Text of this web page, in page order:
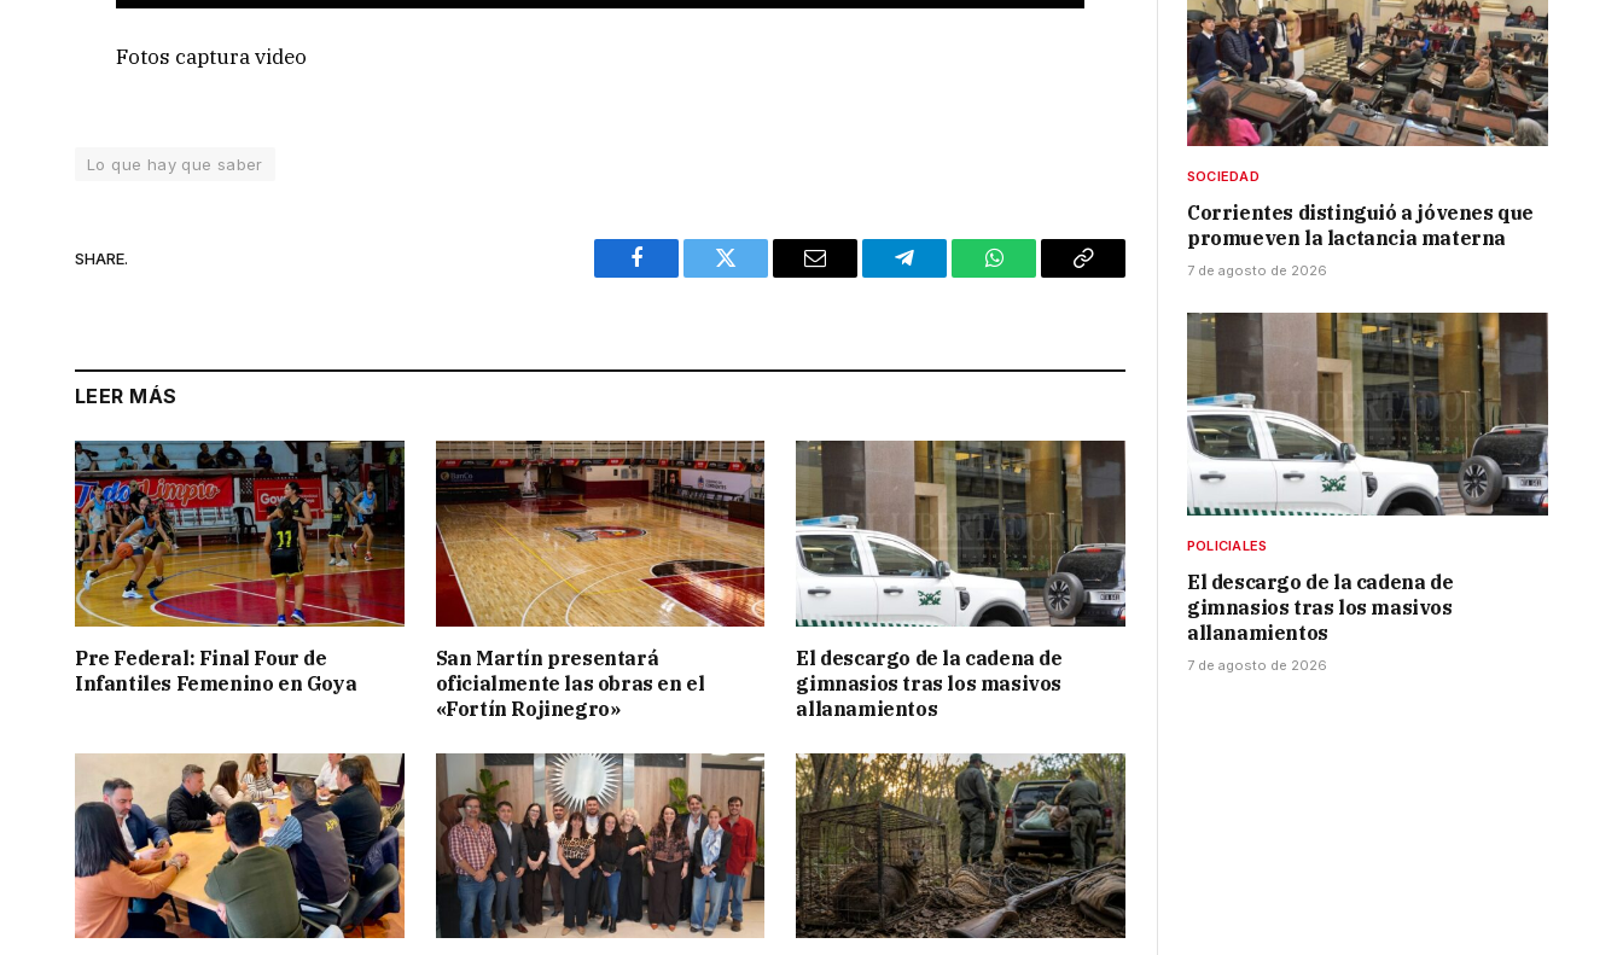
Fotos captura video
Lo que hay que saber
SHARE.
Facebook Twitter Email Telegram WhatsAppCopy
LEER MÁS
Pre Federal: Final Four de
Infantiles Femenino en Goya
San Martín presentará
oficialmente las obras en el
«Fortín Rojinegro»
El descargo de la cadena de
gimnasios tras los masivos
allanamientos
SOCIEDAD
Corrientes distinguió a jóvenes que
promueven la lactancia materna
7 de agosto de 2026
POLICIALES
El descargo de la cadena de
gimnasios tras los masivos
allanamientos
7 de agosto de 2026